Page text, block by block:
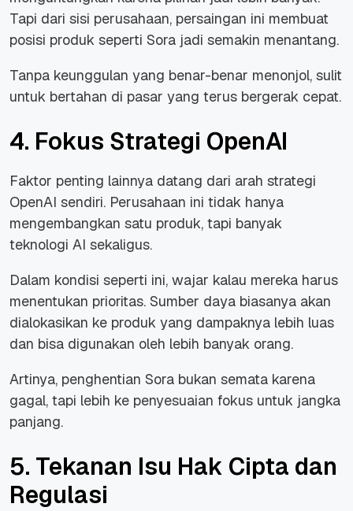
Tapi dari sisi perusahaan, persaingan ini membuat
posisi produk seperti Sora jadi semakin menantang.
Tanpa keunggulan yang benar-benar menonjol, sulit
untuk bertahan di pasar yang terus bergerak cepat.
4. Fokus Strategi OpenAI
Faktor penting lainnya datang dari arah strategi
OpenAI sendiri. Perusahaan ini tidak hanya
mengembangkan satu produk, tapi banyak
teknologi AI sekaligus.
Dalam kondisi seperti ini, wajar kalau mereka harus
menentukan prioritas. Sumber daya biasanya akan
dialokasikan ke produk yang dampaknya lebih luas
dan bisa digunakan oleh lebih banyak orang.
Artinya, penghentian Sora bukan semata karena
gagal, tapi lebih ke penyesuaian fokus untuk jangka
panjang.
5. Tekanan Isu Hak Cipta dan
Regulasi